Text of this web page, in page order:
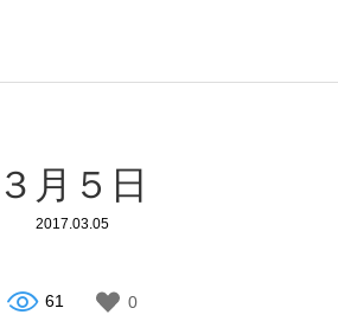
３月５日
2017.03.05
61 0